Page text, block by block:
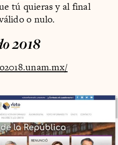
tú quieras y al final
o nulo.
2018